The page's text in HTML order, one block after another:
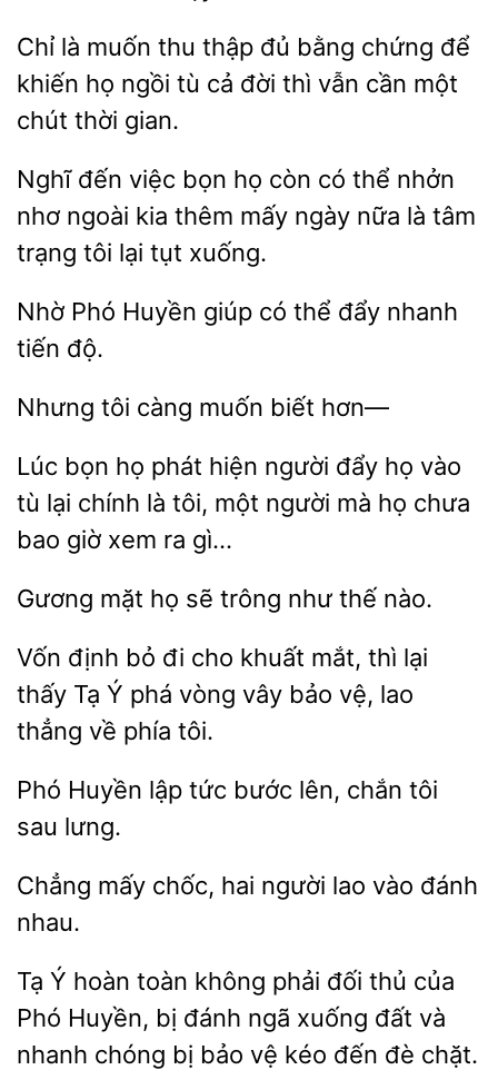
Chỉ muốn thu
đủ bằng chứng để
khiến họ ngồi tù cả đời thì vẫn cần một
chút
gian.
Nghĩ đến việc bọn họ
có thể nhởn
nhơ ngoài kia thêm mấy
nữa là tâm
trạng tôi
tụt xuống.
Nhờ Phó giúp có
đẩy
tiến độ.
Nhưng càng biết
Lúc họ phát
người đẩy họ vào
tù lại chính là
một người mà họ chưa
bao giờ xem ra gì…
Gương mặt họ sẽ như
Vốn định bỏ đi
khuất mắt, thì lại
thấy
Ý phá vòng vây
vệ, lao
thẳng về phía tôi.
lập
bước lên, chắn tôi
sau lưng.
Chẳng mấy chốc, hai
lao
nhau.
Tạ Ý hoàn toàn
phải đối thủ của
Phó
bị đánh ngã xuống đất và
nhanh chóng bị bảo vệ
đến đè chặt.